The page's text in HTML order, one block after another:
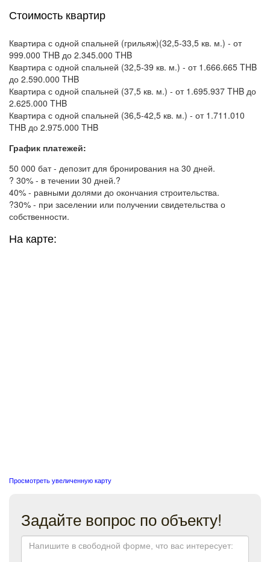
Стоимость квартир
Квартира с одной спальней (грильяж)(32,5-33,5 кв. м.) - от
999.000 THB до 2.345.000 THB
Квартира с одной спальней (32,5-39 кв. м.) - от 1.666.665 THB
до 2.590.000 THB
Квартира с одной спальней (37,5 кв. м.) - от 1.695.937 THB до
2.625.000 THB
Квартира с одной спальней (36,5-42,5 кв. м.) - от 1.711.010
THB до 2.975.000 THB
График платежей:
50 000 бат - депозит для бронирования на 30 дней.
? 30% - в течении 30 дней.?
40% - равными долями до окончания строительства.
?30% - при заселении или получении свидетельства о
собственности.
На карте:
Просмотреть увеличенную карту
Задайте вопрос по объекту!